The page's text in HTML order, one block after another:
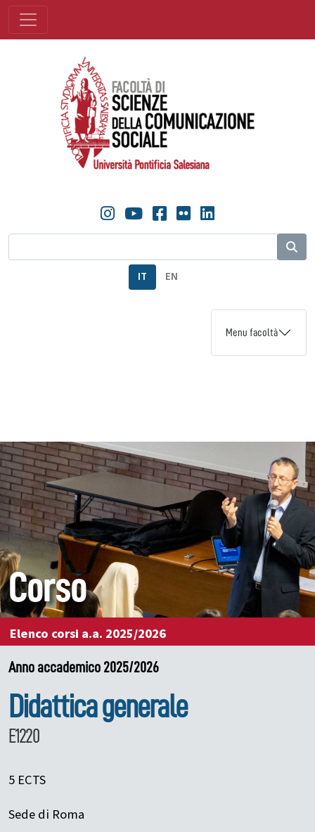
IT EN
Menu facoltà
Corso
Elenco corsi a.a. 2025/2026
Anno accademico 2025/2026
Didattica generale
E1220
5 ECTS
Sede di Roma